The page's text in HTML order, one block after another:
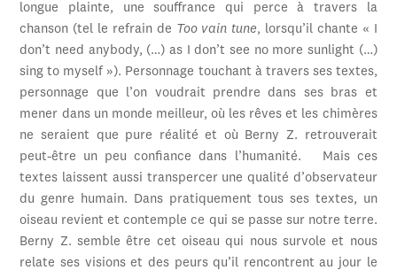
longue plainte, une souffrance qui perce à travers la
chanson (tel le refrain de Too vain tune, lorsqu’il chante « I
don’t need anybody, (…) as I don’t see no more sunlight (…)
sing to myself »). Personnage touchant à travers ses textes,
personnage que l’on voudrait prendre dans ses bras et
mener dans un monde meilleur, où les rêves et les chimères
ne seraient que pure réalité et où Berny Z. retrouverait
peut-être un peu confiance dans l’humanité. Mais ces
textes laissent aussi transpercer une qualité d’observateur
du genre humain. Dans pratiquement tous ses textes, un
oiseau revient et contemple ce qui se passe sur notre terre.
Berny Z. semble être cet oiseau qui nous survole et nous
relate ses visions et des peurs qu’il rencontrent au jour le